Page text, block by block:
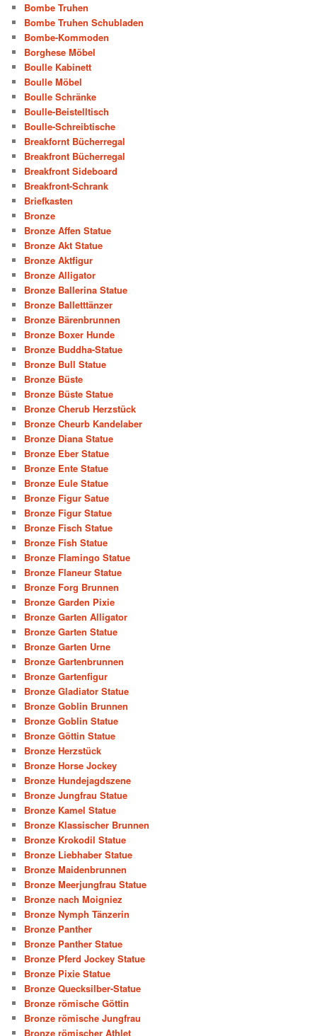
Bombe Truhen
Bombe Truhen Schubladen
Bombe-Kommoden
Borghese Möbel
Boulle Kabinett
Boulle Möbel
Boulle Schränke
Boulle-Beistelltisch
Boulle-Schreibtische
Breakfornt Bücherregal
Breakfront Bücherregal
Breakfront Sideboard
Breakfront-Schrank
Briefkasten
Bronze
Bronze Affen Statue
Bronze Akt Statue
Bronze Aktfigur
Bronze Alligator
Bronze Ballerina Statue
Bronze Balletttänzer
Bronze Bärenbrunnen
Bronze Boxer Hunde
Bronze Buddha-Statue
Bronze Bull Statue
Bronze Büste
Bronze Büste Statue
Bronze Cherub Herzstück
Bronze Cheurb Kandelaber
Bronze Diana Statue
Bronze Eber Statue
Bronze Ente Statue
Bronze Eule Statue
Bronze Figur Satue
Bronze Figur Statue
Bronze Fisch Statue
Bronze Fish Statue
Bronze Flamingo Statue
Bronze Flaneur Statue
Bronze Forg Brunnen
Bronze Garden Pixie
Bronze Garten Alligator
Bronze Garten Statue
Bronze Garten Urne
Bronze Gartenbrunnen
Bronze Gartenfigur
Bronze Gladiator Statue
Bronze Goblin Brunnen
Bronze Goblin Statue
Bronze Göttin Statue
Bronze Herzstück
Bronze Horse Jockey
Bronze Hundejagdszene
Bronze Jungfrau Statue
Bronze Kamel Statue
Bronze Klassischer Brunnen
Bronze Krokodil Statue
Bronze Liebhaber Statue
Bronze Maidenbrunnen
Bronze Meerjungfrau Statue
Bronze nach Moigniez
Bronze Nymph Tänzerin
Bronze Panther
Bronze Panther Statue
Bronze Pferd Jockey Statue
Bronze Pixie Statue
Bronze Quecksilber-Statue
Bronze römische Göttin
Bronze römische Jungfrau
Bronze römischer Athlet